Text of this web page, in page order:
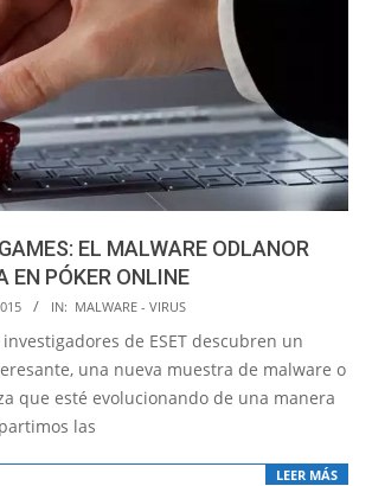
EL MALWARE ODLANOR
EN PÓKER ONLINE
IN: MALWARE - VIRUS
de ESET descubren un
una nueva muestra de malware o
que esté evolucionando de una manera
las
LEER MÁS